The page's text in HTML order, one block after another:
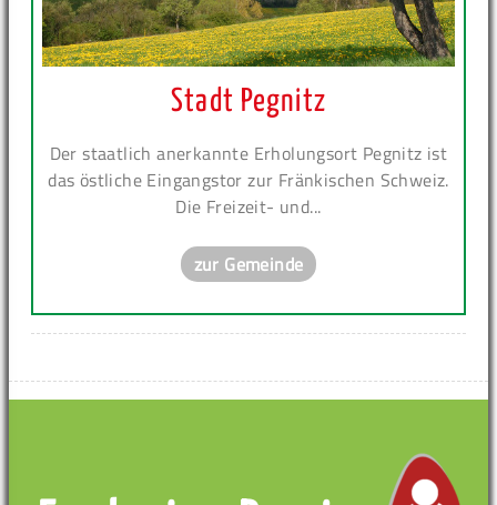
Stadt Pegnitz
Der staatlich anerkannte Erholungsort Pegnitz ist
das östliche Eingangstor zur Fränkischen Schweiz.
Die Freizeit- und...
zur Gemeinde